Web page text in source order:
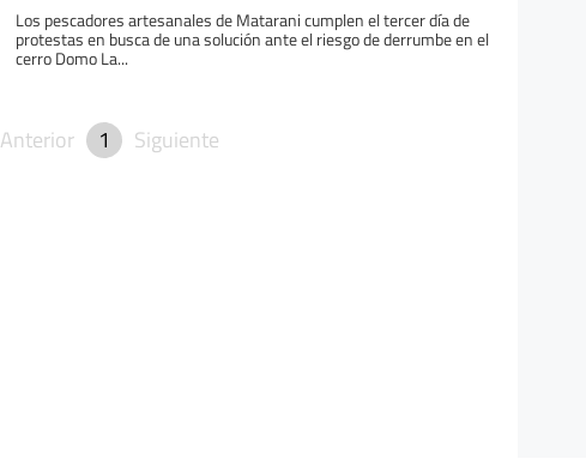
Los pescadores artesanales de Matarani cumplen el tercer día de
protestas en busca de una solución ante el riesgo de derrumbe en el
cerro Domo La...
Anterior 1 Siguiente